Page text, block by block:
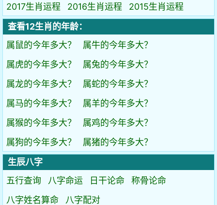
2017生肖运程
2016生肖运程
2015生肖运程
查看12生肖的年龄：
属鼠的今年多大？
属牛的今年多大？
属虎的今年多大？
属兔的今年多大？
属龙的今年多大？
属蛇的今年多大？
属马的今年多大？
属羊的今年多大？
属猴的今年多大？
属鸡的今年多大？
属狗的今年多大？
属猪的今年多大？
生辰八字
五行查询
八字命运 日干论命
称骨论命
八字姓名算命
八字配对